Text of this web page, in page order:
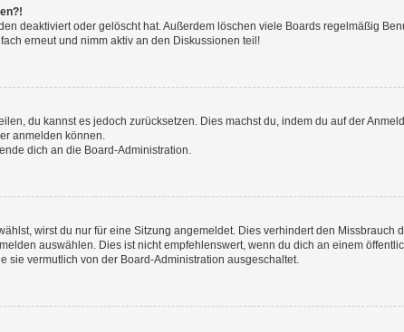
deaktiviert oder gelöscht hat. Außerdem löschen viele Boards regelmäßig
erneut und nimm aktiv an den Diskussionen teil!
du kannst es jedoch zurücksetzen. Dies machst du, indem du auf der
anmelden können.
dich an die Board-Administration.
wirst du nur für eine Sitzung angemeldet. Dies verhindert den Missbrauch
auswählen. Dies ist nicht empfehlenswert, wenn du dich an einem
sie vermutlich von der Board-Administration ausgeschaltet.